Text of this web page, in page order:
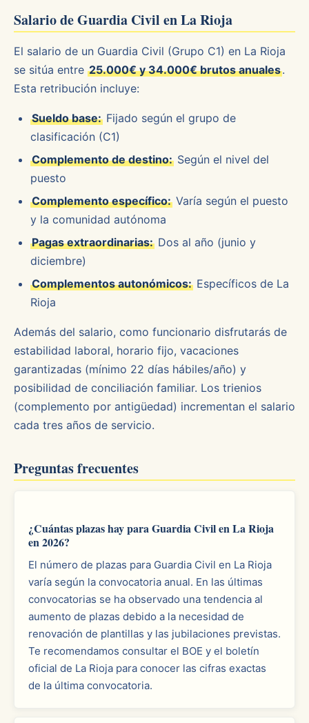
Salario de Guardia Civil en La Rioja
El salario de un Guardia Civil (Grupo C1) en La Rioja
se sitúa entre 25.000€ y 34.000€ brutos anuales.
Esta retribución incluye:
Sueldo base: Fijado según el grupo de
clasificación (C1)
Complemento de destino: Según el nivel del
puesto
Complemento específico: Varía según el puesto
y la comunidad autónoma
Pagas extraordinarias: Dos al año (junio y
diciembre)
Complementos autonómicos: Específicos de La
Rioja
Además del salario, como funcionario disfrutarás de
estabilidad laboral, horario fijo, vacaciones
garantizadas (mínimo 22 días hábiles/año) y
posibilidad de conciliación familiar. Los trienios
(complemento por antigüedad) incrementan el salario
cada tres años de servicio.
Preguntas frecuentes
¿Cuántas plazas hay para Guardia Civil en La Rioja
en 2026?
El número de plazas para Guardia Civil en La Rioja
varía según la convocatoria anual. En las últimas
convocatorias se ha observado una tendencia al
aumento de plazas debido a la necesidad de
renovación de plantillas y las jubilaciones previstas.
Te recomendamos consultar el BOE y el boletín
oficial de La Rioja para conocer las cifras exactas
de la última convocatoria.